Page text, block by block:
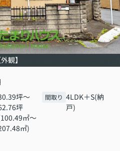
外観】
坪～
坪
㎡～
㎡)
間取り 4LDK＋S(納
戸)